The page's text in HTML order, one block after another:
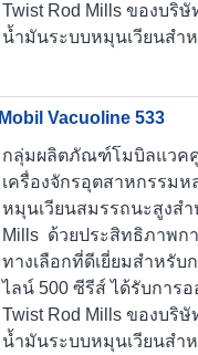
Twist Rod Mills ของบริ
น้ำมันระบบหมุนเวียนสำ
Mobil Vacuoline 533
กลุ่มผลิตภัณฑ์โมบิลแวคคู
เครื่องจักรอุตสาหกรรม
หมุนเวียนสมรรถนะสูงส
Mills ด้วยประสิทธิภาพก
ทางเลือกที่ดีเยี่ยมสำหรั
ไลน์ 500 ซีรีส์ ได้รับการ
Twist Rod Mills ของบริ
น้ำมันระบบหมุนเวียนสำ